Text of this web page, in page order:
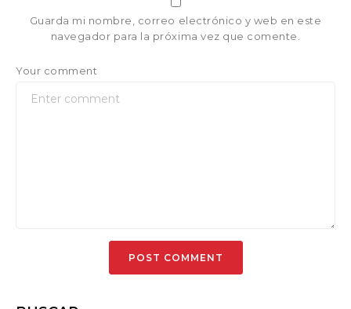
Guarda mi nombre, correo electrónico y web en este
navegador para la próxima vez que comente.
Your comment